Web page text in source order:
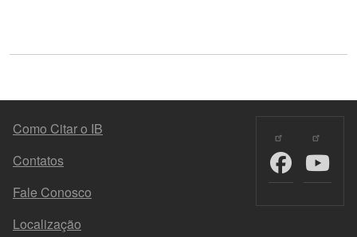
MENU DO RODAPÉ
Como Citar o IB
Contatos
Fale Conosco
Localização